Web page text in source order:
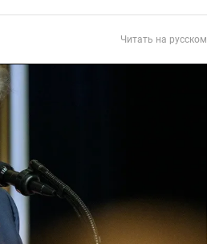
Читать на русском